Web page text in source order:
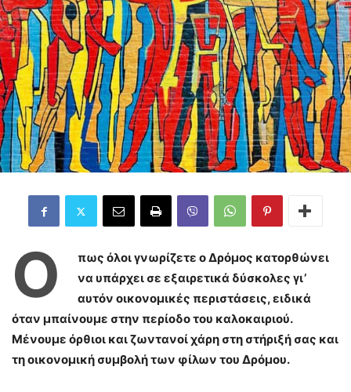
Ό
πως όλοι γνωρίζετε ο Δρόμος κατορθώνει
να υπάρχει σε εξαιρετικά δύσκολες γι’
αυτόν οικονομικές περιστάσεις, ειδικά
όταν μπαίνουμε στην περίοδο του καλοκαιριού.
Μένουμε όρθιοι και ζωντανοί χάρη στη στήριξή σας και
τη οικονομική συμβολή των φίλων του Δρόμου.